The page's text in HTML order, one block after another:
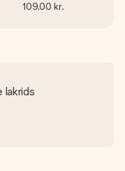
109,00 kr.